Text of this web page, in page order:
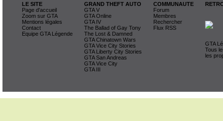
LE SITE
Page d'accueil
Zoom sur GTA
Mentions légales
Contact
Equipe GTA Légende
GRAND THEFT AUTO
GTA V
GTA Online
GTA IV
The Ballad of Gay Tony
The Lost & Damned
GTA Chinatown Wars
GTA Vice City Stories
GTA Liberty City Stories
GTA San Andreas
GTA Vice City
GTA III
COMMUNAUTE
Forum
Membres
Rechercher
Flux RSS
GTA
Tous
les